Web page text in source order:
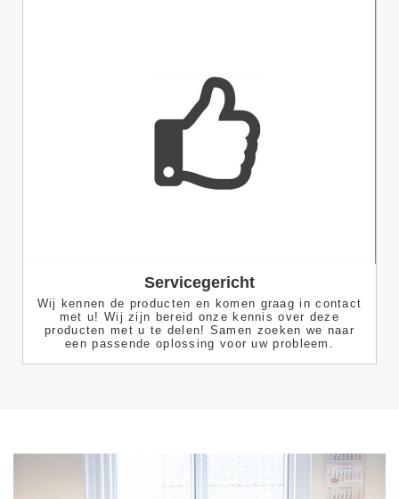
Servicegericht
Wij kennen de producten en komen graag in contact
met u! Wij zijn bereid onze kennis over deze
producten met u te delen! Samen zoeken we naar
een passende oplossing voor uw probleem.